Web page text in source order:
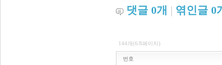
댓글 0개 | 엮인글 0
144개(6/8페이지)
번호